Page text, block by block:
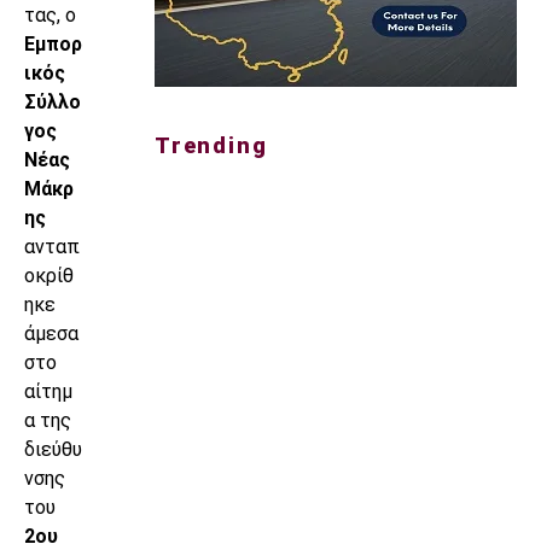
τας, ο
Εμπορ
ικός
Σύλλο
γος
Νέας
Μάκρ
ης
ανταπ
οκρίθ
ηκε
άμεσα
στο
αίτημ
α της
διεύθυ
νσης
του
2ου
Trending